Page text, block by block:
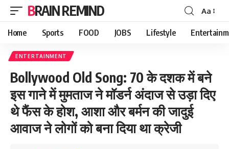
BRAIN REMIND
Font
Resizer
Aa
Home Sports FOOD JOBS Lifestyle
ENTERTAINMENT
Bollywood Old Song: 70 के दशक में बने
इस गाने में मुमताज ने मॉडर्न अंदाज से उड़ा दिए
थे फैंस के होश, आशा और बर्मन की जादुई
आवाज ने लोगों को बना दिया था क्रेजी